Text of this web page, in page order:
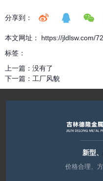
分享到：
本文网址： https://jldlsw.com/
标签：
上一篇： 没有了
下一篇： 工厂风貌
新型
价格合理、